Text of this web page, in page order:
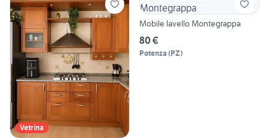
Vetrina
Mobile lavello Montegrappa
80 €
Potenza (PZ)